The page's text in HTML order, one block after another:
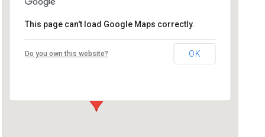
Tanssiterapia Piuma
Eteläkatu 17 D 3 - Pori
This page can't load Google Maps correctly.
Do you own this website? OK